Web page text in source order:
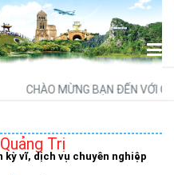
CHÀO MỪNG BẠN ĐẾN VỚI
Trị
kỳ vĩ, dịch vụ chuyên nghiệp